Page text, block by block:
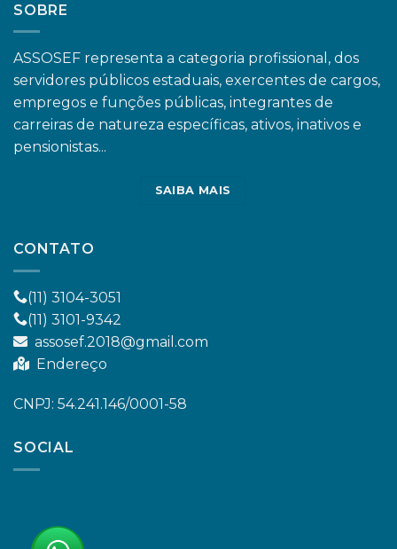
SOBRE
ASSOSEF representa a categoria profissional, dos
servidores públicos estaduais, exercentes de cargos,
empregos e funções públicas, integrantes de
carreiras de natureza específicas, ativos, inativos e
pensionistas...
SAIBA MAIS
CONTATO
(11) 3104-3051
(11) 3101-9342
assosef.2018@gmail.com
Endereço
CNPJ: 54.241.146/0001-58
SOCIAL